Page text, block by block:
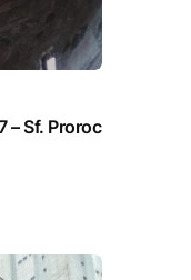
– Sf. Proroc